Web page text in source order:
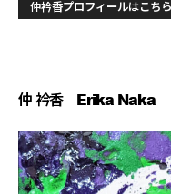
仲衿香プロフィールはこちら
仲 衿香Erika Naka